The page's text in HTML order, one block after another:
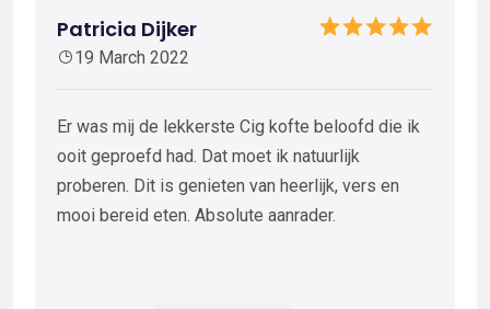
Patricia Dijker
19 March 2022
Er was mij de lekkerste Cig kofte beloofd die ik
ooit geproefd had. Dat moet ik natuurlijk
proberen. Dit is genieten van heerlijk, vers en
mooi bereid eten. Absolute aanrader.